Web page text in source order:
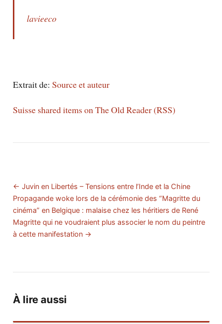
lavieeco
Extrait de: Source et auteur
Suisse shared items on The Old Reader (RSS)
← Juvin en Libertés – Tensions entre l’Inde et la Chine
Propagande woke lors de la cérémonie des “Magritte du
cinéma” en Belgique : malaise chez les héritiers de René
Magritte qui ne voudraient plus associer le nom du peintre
à cette manifestation →
À lire aussi